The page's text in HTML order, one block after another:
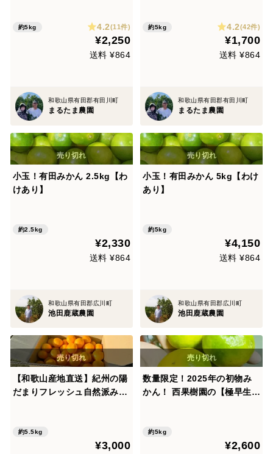
約5kg 4.2(11件)
¥2,250
送料 ¥864
和歌山県有田郡有田川町
まるたま農園
約5kg 4.2(42件)
¥1,700
送料 ¥864
和歌山県有田郡有田川町
まるたま農園
小玉！有田みかん 2.5kg【わ
けあり】
約2.5kg
¥2,330
送料 ¥864
和歌山県有田郡広川町
池田鹿蔵農園
小玉！有田みかん 5kg【わけ
あり】
約5kg
¥4,150
送料 ¥864
和歌山県有田郡広川町
池田鹿蔵農園
【和歌山産地直送】紀州の陽
だまりフレッシュ自然派みか
約5.5kg
¥3,000
数量限定！2025年の初物み
かん！ 西果樹園の【極早生み
約5kg
¥2,600